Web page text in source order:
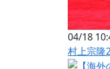
04/18
村上宗隆